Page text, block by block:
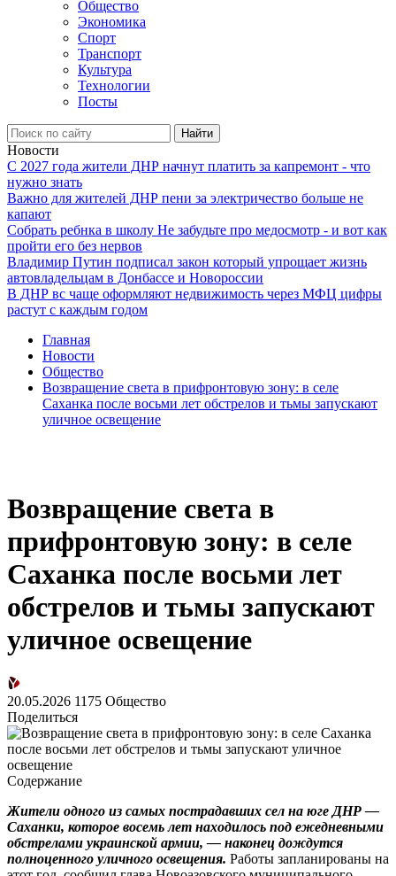
Общество
Экономика
Спорт
Транспорт
Культура
Технологии
Посты
Найти
Новости
С 2027 года жители ДНР начнут платить за капремонт - что
нужно знать
Важно для жителей ДНР пени за электричество больше не
капают
Собрать ребнка в школу Не забудьте про медосмотр - и вот как
пройти его без нервов
Владимир Путин подписал закон который упрощает жизнь
автовладельцам в Донбассе и Новороссии
В ДНР вс чаще оформляют недвижимость через МФЦ цифры
растут с каждым годом
Главная
Новости
Общество
Возвращение света в прифронтовую зону: в селе
Саханка после восьми лет обстрелов и тьмы запускают
уличное освещение
Возвращение света в
прифронтовую зону: в селе
Саханка после восьми лет
обстрелов и тьмы запускают
уличное освещение
20.05.2026 1175 Общество
Поделиться
Содержание
Жители одного из самых пострадавших сел на юге ДНР —
Саханки, которое восемь лет находилось под ежедневными
обстрелами украинской армии, — наконец дождутся
полноценного уличного освещения. Работы запланированы на